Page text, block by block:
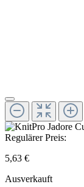
Regulärer Preis:
5,63 €
Ausverkauft